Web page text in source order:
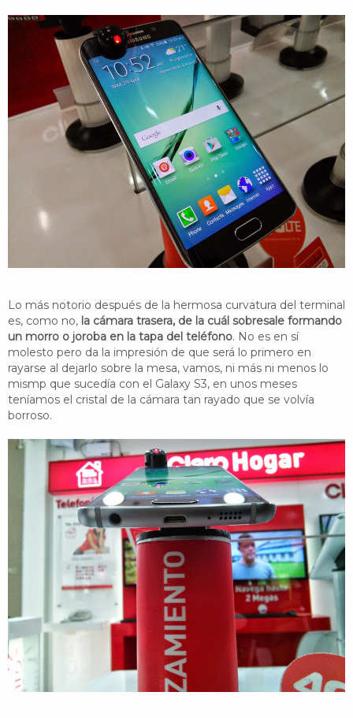
Lo más notorio después de la hermosa curvatura del terminal
es, como no, la cámara trasera, de la cuál sobresale formando
un morro o joroba en la tapa del teléfono. No es en sí
molesto pero da la impresión de que será lo primero en
rayarse al dejarlo sobre la mesa, vamos, ni más ni menos lo
mismp que sucedía con el Galaxy S3, en unos meses
teníamos el cristal de la cámara tan rayado que se volvía
borroso.